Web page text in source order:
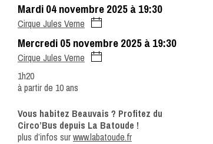
mardi 04 novembre 2025 à 19:30
Cirque Jules Verne
mercredi 05 novembre 2025 à 19:30
Cirque Jules Verne
1h20
à partir de 10 ans
Vous habitez Beauvais ? Profitez du
Circo’Bus depuis La Batoude !
plus d’infos surwww.labatoude.fr